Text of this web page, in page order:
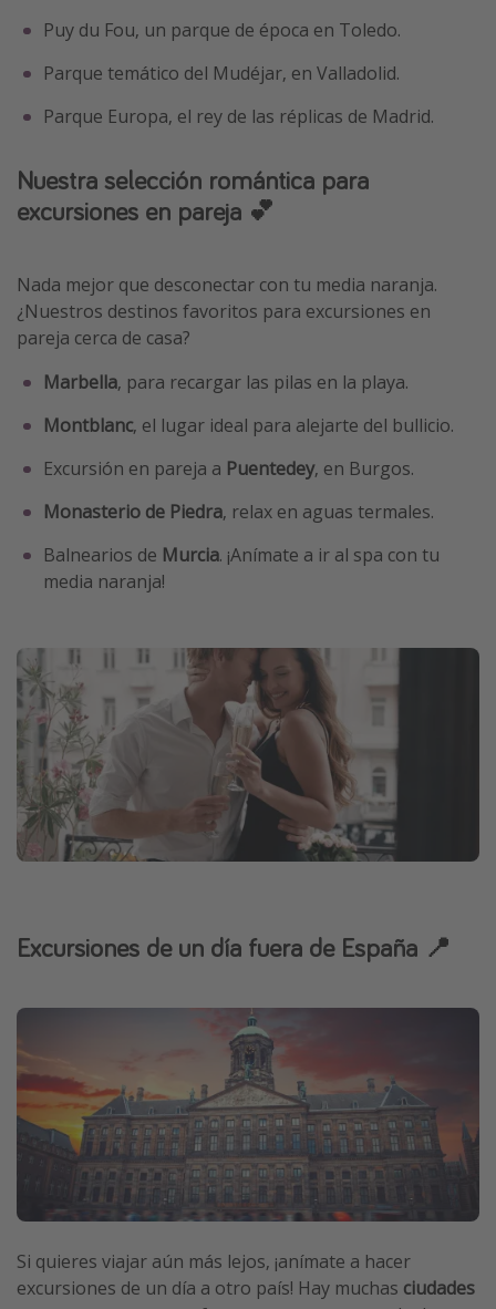
Puy du Fou, un parque de época en Toledo.
Parque temático del Mudéjar, en Valladolid.
Parque Europa, el rey de las réplicas de Madrid.
Nuestra selección romántica para
excursiones en pareja 💕
Nada mejor que desconectar con tu media naranja.
¿Nuestros destinos favoritos para excursiones en
pareja cerca de casa?
Marbella, para recargar las pilas en la playa.
Montblanc, el lugar ideal para alejarte del bullicio.
Excursión en pareja a Puentedey, en Burgos.
Monasterio de Piedra, relax en aguas termales.
Balnearios de Murcia. ¡Anímate a ir al spa con tu
media naranja!
Excursiones de un día fuera de España 📍
Si quieres viajar aún más lejos, ¡anímate a hacer
excursiones de un día a otro país! Hay muchas ciudades